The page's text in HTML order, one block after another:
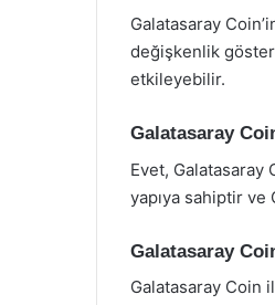
Galatasaray
değişkenlik
etkileyebilir.
Galatasaray
Evet, Galatasaray
yapıya sahiptir ve
Galatasaray
Galatasaray Coin